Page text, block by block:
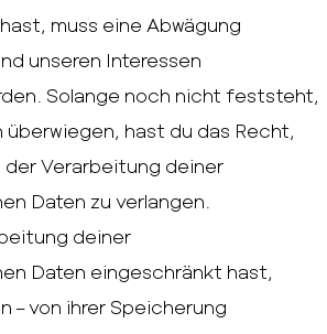
muss eine Abwägung
unseren Interessen
Solange noch nicht feststeht,
überwiegen, hast du das Recht,
der Verarbeitung deiner
Daten zu verlangen.
deiner
Daten eingeschränkt hast,
– von ihrer Speicherung